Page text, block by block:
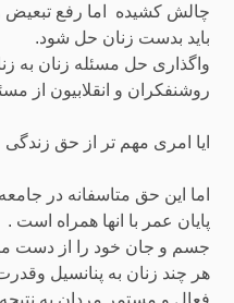
چالش کشیده اما رفع تبعیض
باید بدست زنان حل شود.
واگذاری حل مسئله زنان به
روشنفکران و انقلابیون از
ایا امری مهم تر از حق
اما این حق متاسفانه در
پایان عمر با انها همراه
جسم و جان خود را از دست
هر چند زنان به پنانسیل